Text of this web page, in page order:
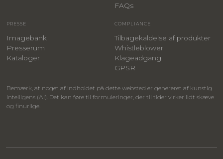
FAQs
PRESSE
Imagebank
Presserum
Kataloger
COMPLIANCE
Tilbagekaldelse af produkter
Whistleblower
Klageadgang
GPSR
Bemærk, at noget af indholdet på dette websted er genereret af kunstig
intelligens (AI). Det kan føre til formuleringer, der til tider virker lidt skæve
og finurlige.